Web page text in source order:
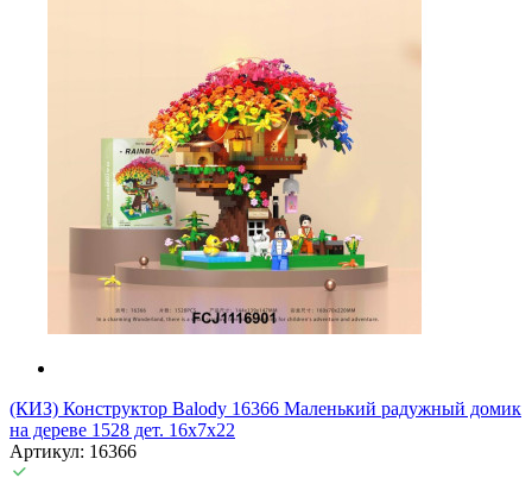
(КИЗ) Конструктор Balody 16366 Маленький радужный домик
на дереве 1528 дет. 16x7x22
Артикул: 16366